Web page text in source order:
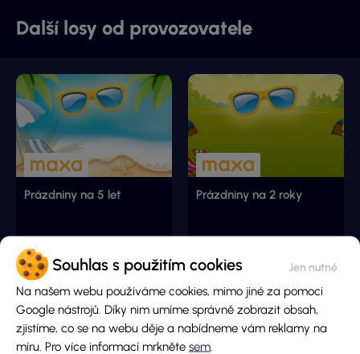
Souhlas s použitím cookies
Na našem webu používáme cookies, mimo jiné za pomoci
Google nástrojů. Díky nim umíme správně zobrazit obsah,
zjistíme, co se na webu děje a nabídneme vám reklamy na
míru. Pro více informací mrkněte sem
Další losy od provozovatele
Prázdniny na 5 let
Hlavní cena
12 000 000 Kč
Cena losu
200 Kč
DETAIL LOSU
Prázdniny na 2 roky
2 400 000 Kč
50 Kč
DETAIL LOSU